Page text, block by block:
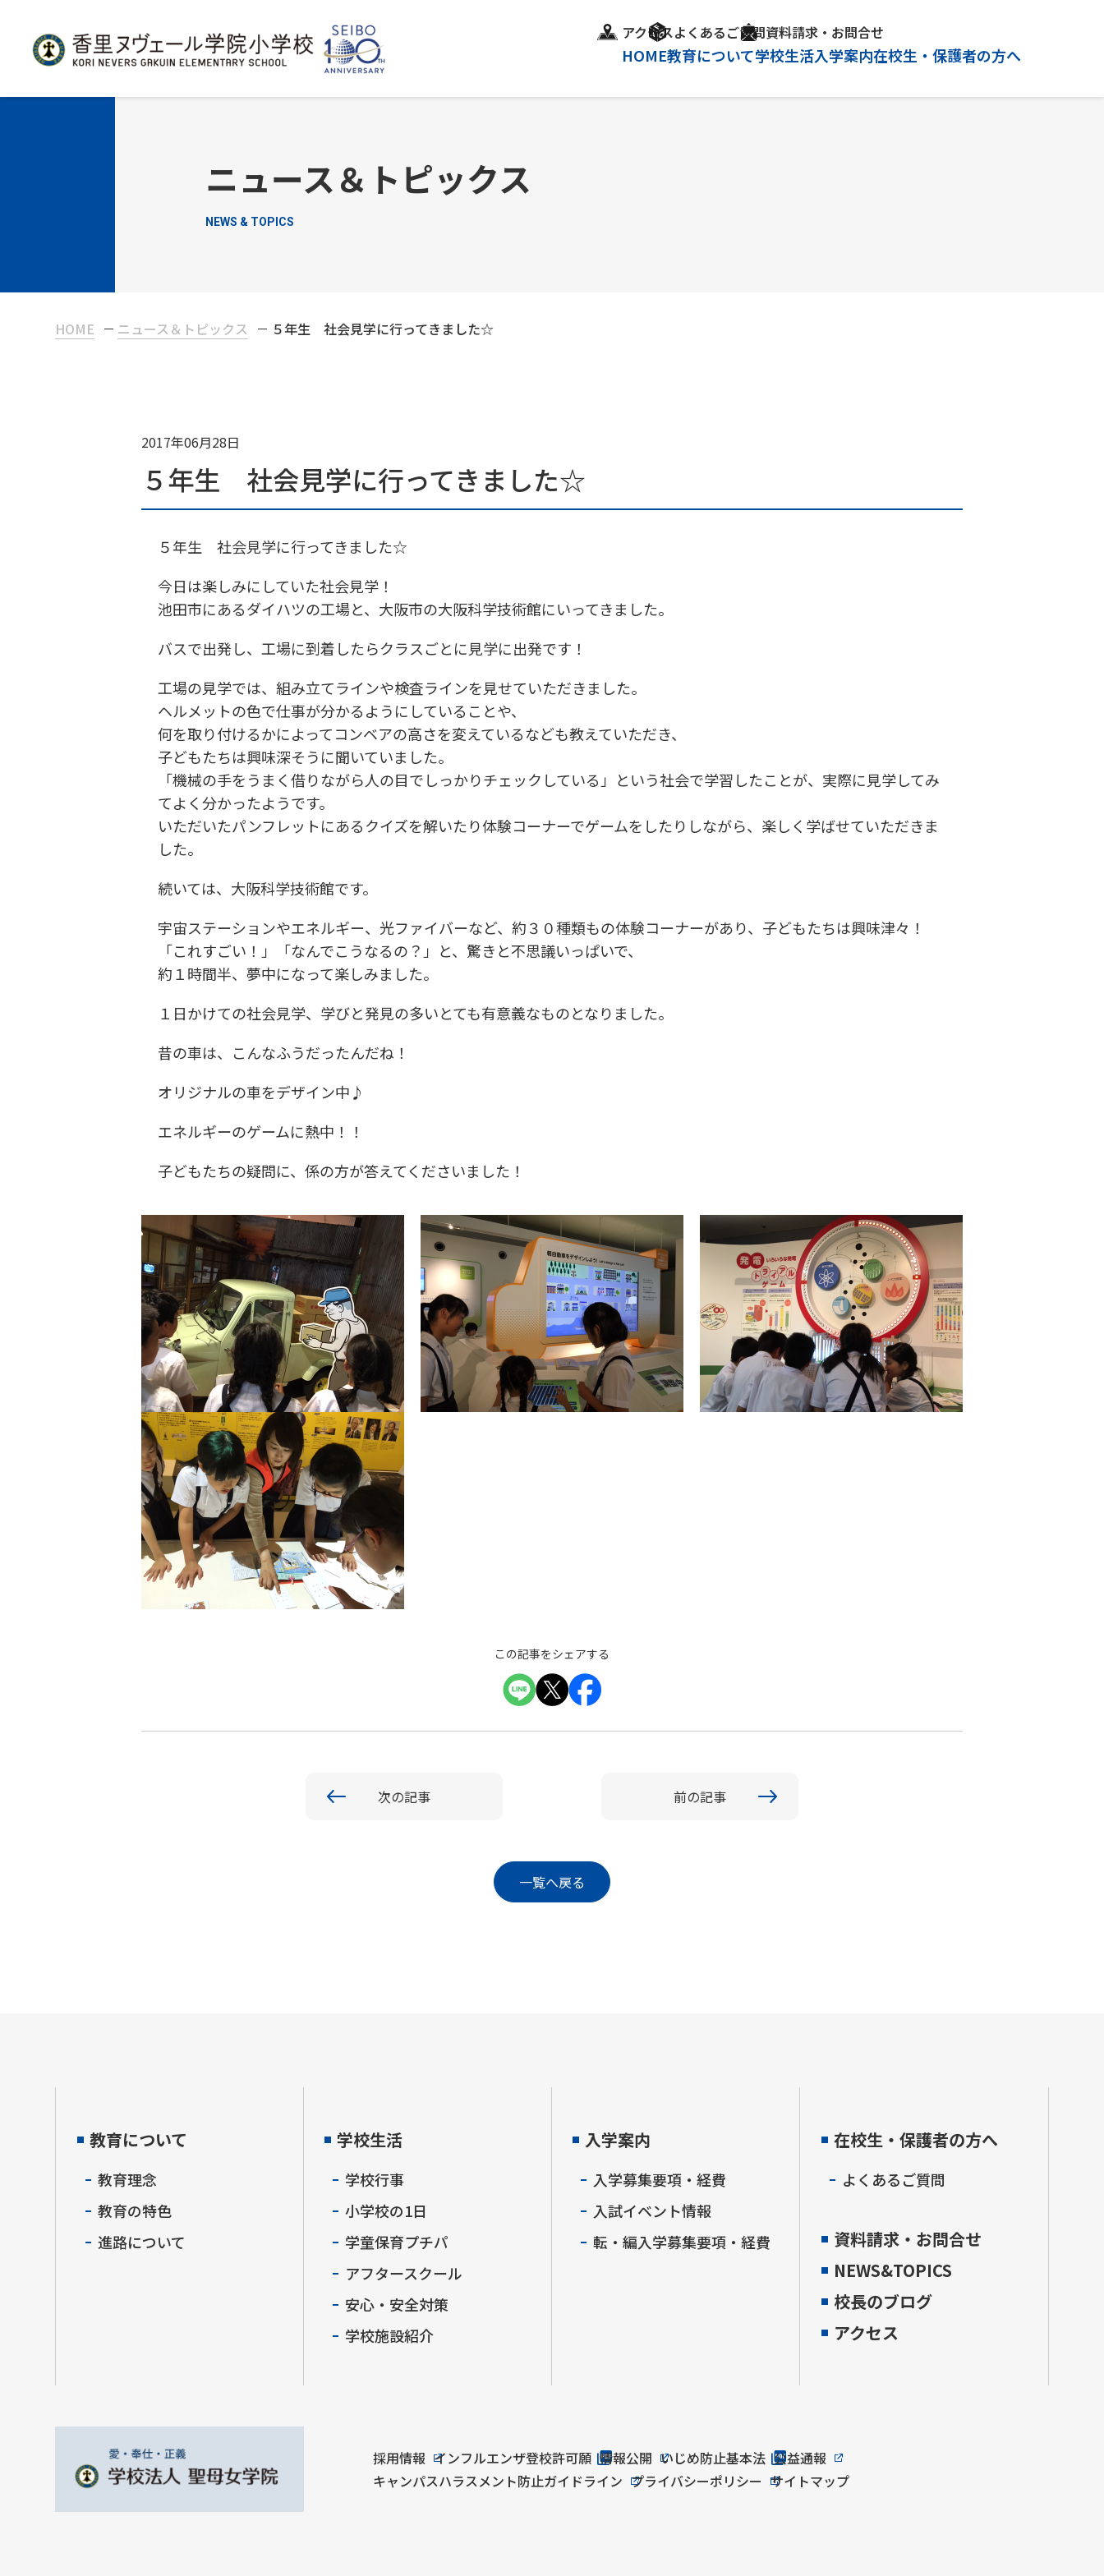
アクセスよくあるご質問資料請求・お問合せ
HOME教育について学校生活入学案内在校生・保護者の方へ
ニュース＆トピックス
NEWS & TOPICS
HOME ニュース＆トピックス ５年生 社会見学に行ってきました☆
2017年06月28日
５年生 社会見学に行ってきました☆
５年生 社会見学に行ってきました☆
今日は楽しみにしていた社会見学！
池田市にあるダイハツの工場と、大阪市の大阪科学技術館にいってきました。
バスで出発し、工場に到着したらクラスごとに見学に出発です！
工場の見学では、組み立てラインや検査ラインを見せていただきました。
ヘルメットの色で仕事が分かるようにしていることや、
何を取り付けるかによってコンベアの高さを変えているなども教えていただき、
子どもたちは興味深そうに聞いていました。
「機械の手をうまく借りながら人の目でしっかりチェックしている」という社会で学習したことが、実際に見学してみ
てよく分かったようです。
いただいたパンフレットにあるクイズを解いたり体験コーナーでゲームをしたりしながら、楽しく学ばせていただきま
した。
続いては、大阪科学技術館です。
宇宙ステーションやエネルギー、光ファイバーなど、約３０種類もの体験コーナーがあり、子どもたちは興味津々！
「これすごい！」「なんでこうなるの？」と、驚きと不思議いっぱいで、
約１時間半、夢中になって楽しみました。
１日かけての社会見学、学びと発見の多いとても有意義なものとなりました。
昔の車は、こんなふうだったんだね！
オリジナルの車をデザイン中♪
エネルギーのゲームに熱中！！
子どもたちの疑問に、係の方が答えてくださいました！
この記事をシェアする
次の記事 前の記事
一覧へ戻る
教育について
教育理念
教育の特色
進路について
学校生活
学校行事
小学校の1日
学童保育プチパ
アフタースクール
安心・安全対策
学校施設紹介
入学案内
入学募集要項・経費
入試イベント情報
転・編入学募集要項・経費
在校生・保護者の方へ
よくあるご質問
資料請求・お問合せ
NEWS&TOPICS
校長のブログ
アクセス
採用情報 インフルエンザ登校許可願 情報公開 いじめ防止基本法 公益通報
キャンパスハラスメント防止ガイドライン プライバシーポリシー サイトマップ